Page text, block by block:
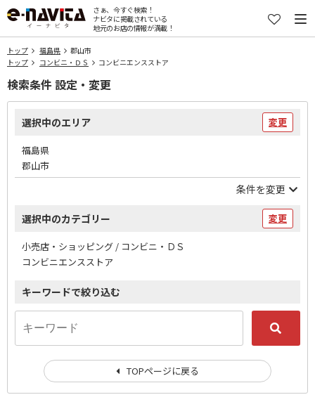
さぁ、今すぐ検索！
ナビタに掲載されている
地元のお店の情報が満載！
トップ 福島県
郡山市
トップ
コンビニ・ＤＳ コンビニエンスストア
検索条件 設定・変更
選択中のエリア 変更
福島県
郡山市
条件を変更
選択中のカテゴリー 変更
小売店・ショッピング / コンビニ・ＤＳ
コンビニエンスストア
キーワードで絞り込む
TOPページに戻る